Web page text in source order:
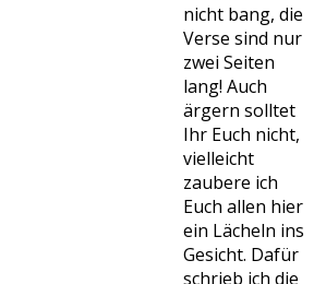
nicht bang, die
Verse sind nur
zwei Seiten
lang! Auch
ärgern solltet
Ihr Euch nicht,
vielleicht
zaubere ich
Euch allen hier
ein Lächeln ins
Gesicht. Dafür
schrieb ich die